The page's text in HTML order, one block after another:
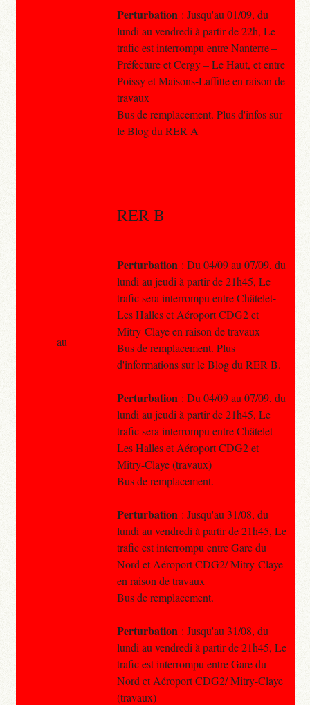
Perturbation : Jusqu'au 01/09, du
lundi au vendredi à partir de 22h, Le
trafic est interrompu entre Nanterre –
Préfecture et Cergy – Le Haut, et entre
Poissy et Maisons-Laffitte en raison de
travaux
Bus de remplacement. Plus d'infos sur
le Blog du RER A
RER B
Perturbation : Du 04/09 au 07/09, du
lundi au jeudi à partir de 21h45, Le
trafic sera interrompu entre Châtelet-
Les Halles et Aéroport CDG2 et
Mitry-Claye en raison de travaux
Bus de remplacement. Plus
d'informations sur le Blog du RER B.
Perturbation : Du 04/09 au 07/09, du
lundi au jeudi à partir de 21h45, Le
trafic sera interrompu entre Châtelet-
Les Halles et Aéroport CDG2 et
Mitry-Claye (travaux)
Bus de remplacement.
Perturbation : Jusqu'au 31/08, du
lundi au vendredi à partir de 21h45, Le
trafic est interrompu entre Gare du
Nord et Aéroport CDG2/ Mitry-Claye
en raison de travaux
Bus de remplacement.
Perturbation : Jusqu'au 31/08, du
lundi au vendredi à partir de 21h45, Le
trafic est interrompu entre Gare du
Nord et Aéroport CDG2/ Mitry-Claye
(travaux)
au